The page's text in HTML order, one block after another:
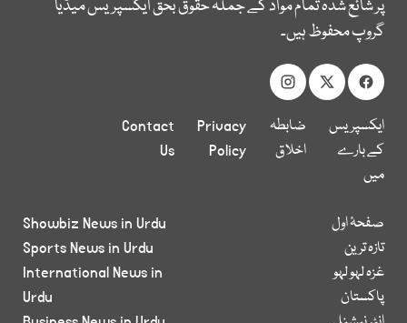
پر شائع شدہ تمام مواد کے جملہ حقوق بحق ایکسپریس میڈیا
گروپ محفوظ ہیں۔
ایکسپریس
کے بارے
میں
ضابطہ
اخلاق
Privacy
Policy
Contact
Us
صفحۂ اول
تازہ ترین
غزہ لہو لہو
پاکستان
Showbiz News in Urdu
Sports News in Urdu
International News in
Urdu